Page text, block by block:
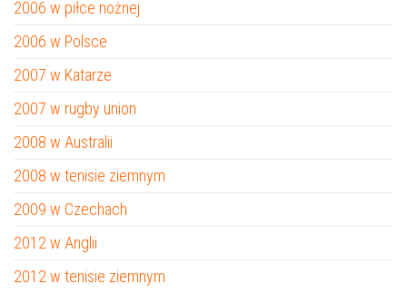
2006 w piłce nożnej
2006 w Polsce
2007 w Katarze
2007 w rugby union
2008 w Australii
2008 w tenisie ziemnym
2009 w Czechach
2012 w Anglii
2012 w tenisie ziemnym